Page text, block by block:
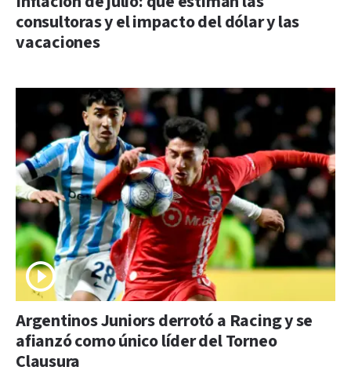
consultoras y el impacto del dólar y las
vacaciones
Argentinos Juniors derrotó a Racing y se
afianzó como único líder del Torneo
Clausura